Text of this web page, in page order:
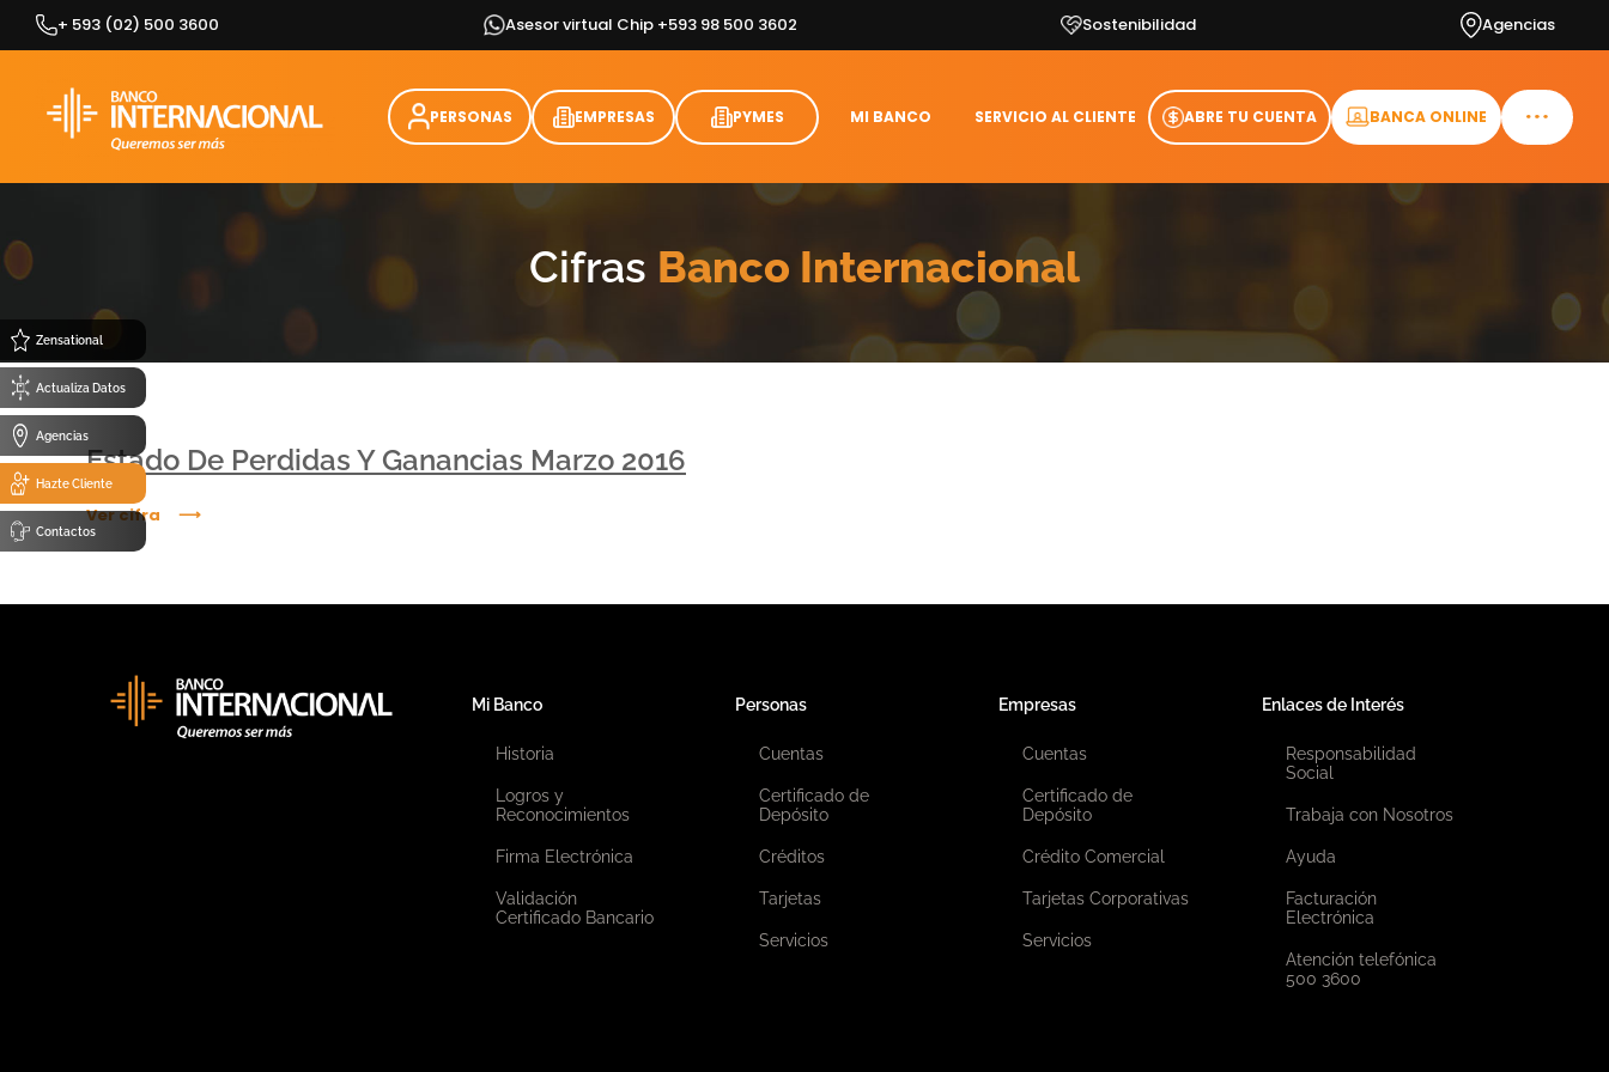
Zensational
Actualiza Datos
Agencias
Hazte Cliente
Contactos
Skip
+ 593 (02) 500 3600 Asesor virtual Chip +593 98 500 3602 Sostenibilidad Agencias
PERSONAS EMPRESAS PYMES MI BANCO SERVICIO AL CLIENTE ABRE TU CUENTA BANCA ONLINE
Cifras Banco Internacional
Estado De Perdidas Y Ganancias Marzo 2016
Ver cifra
Mi Banco
Historia
Logros y
Reconocimientos
Firma Electrónica
Validación
Certificado Bancario
Personas
Cuentas
Certificado de
Depósito
Créditos
Tarjetas
Servicios
Empresas
Cuentas
Certificado de
Depósito
Crédito Comercial
Tarjetas Corporativas
Servicios
Enlaces de Interés
Responsabilidad
Social
Trabaja con Nosotros
Ayuda
Facturación
Electrónica
Atención telefónica
500 3600